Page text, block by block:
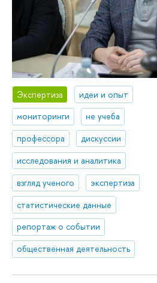
Экспертиза
идеи и опыт
мониторинги
не учеба
профессора
дискуссии
исследования и аналитика
взгляд ученого
экспертиза
статистические данные
репортаж о событии
общественная деятельность